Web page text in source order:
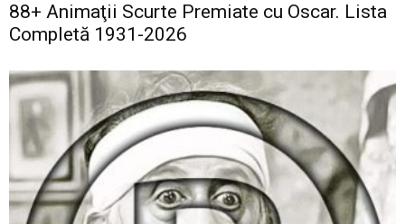
88+ Animaţii Scurte Premiate cu Oscar. Lista
Completă 1931-2026